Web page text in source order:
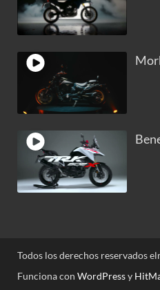
Todos los derechos reservados
Funciona con WordPressy